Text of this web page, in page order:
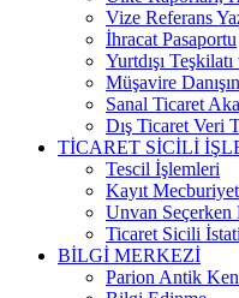
Vize Referans
İhracat Pasaportu
Yurtdışı
Müşavire Danışın
Sanal Ticaret
Dış Ticaret Veri
TİCARET SİCİLİ
Tescil İşlemleri
Kayıt
Unvan
Ticaret Sicili
BİLGİ MERKEZİ
Parion Antik